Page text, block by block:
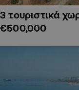
3 τουριστικά
€500,000